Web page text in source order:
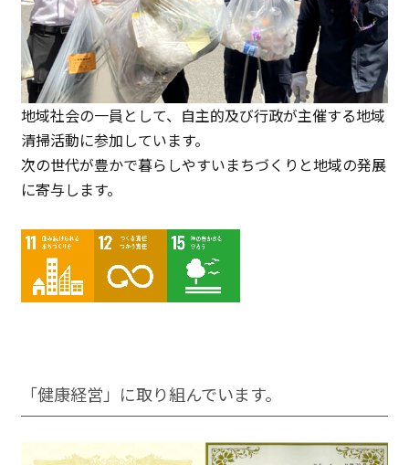
地域社会の⼀員として、⾃主的及び⾏政が主催する地域
清掃活動に参加しています。
次の世代が豊かで暮らしやすいまちづくりと地域の発展
に寄与します。
「健康経営」に取り組んでいます。